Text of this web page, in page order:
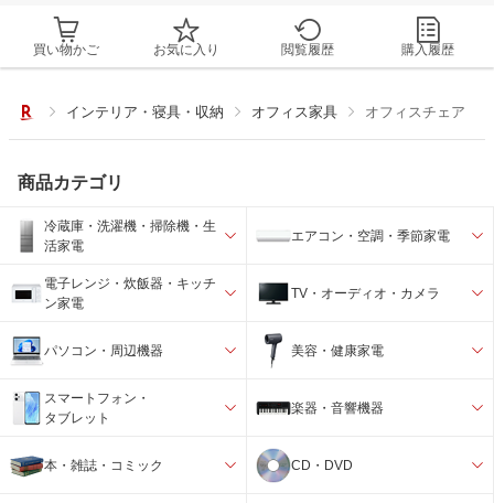
買い物かご お気に入り 閲覧履歴 購入履歴
インテリア・寝具・収納 オフィス家具 オフィスチェア
商品カテゴリ
冷蔵庫・洗濯機・掃除機・生
活家電
エアコン・空調・季節家電
電子レンジ・炊飯器・キッチ
ン家電
TV・オーディオ・カメラ
パソコン・周辺機器 美容・健康家電
スマートフォン・
タブレット
楽器・音響機器
本・雑誌・コミック CD・DVD